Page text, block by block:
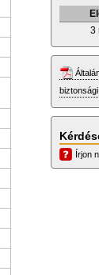
3
Írjon